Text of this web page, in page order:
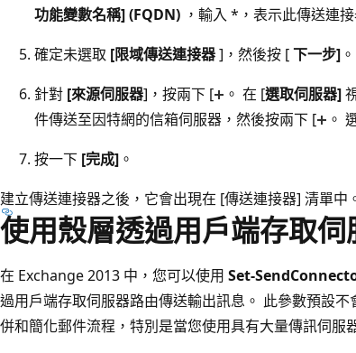
功能變數名稱] (FQDN) ，輸入 *，表示此傳送連
確定未選取 [限域傳送連接器]，然後按 [下一步] 。
針對 [來源伺服器] ，按兩下 [ 。 在 [選取伺服器]
件傳送至因特網的信箱伺服器，然後按兩下 [ 。
按一下 [完成] 。
建立傳送連接器之後，它會出現在 [傳送連接器] 清單中
使用殼層透過用戶端存取
在 Exchange 2013 中，您可以使用 Set-
過用戶端存取伺服器路由傳送輸出訊息。 此參數預設不
併和簡化郵件流程，特別是當您使用具有大量傳訊伺服